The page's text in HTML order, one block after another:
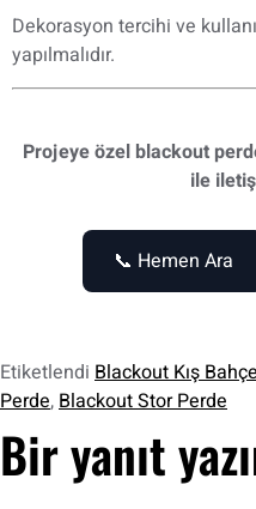
Dekorasyon tercihi ve
yapılmalıdır.
Projeye özel blackout
ile
📞 Hemen Ara
Etiketlendi Blackout Kış
Perde,Blackout Stor Perde
Bir yanıt